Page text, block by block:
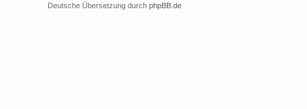
Deutsche Übersetzung durch phpBB.de